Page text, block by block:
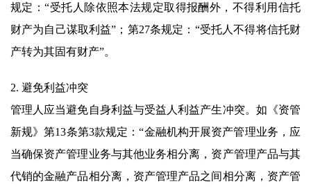
规定：“受托人除依照本法规定取得报酬外，不得利用信托
财产为自己谋取利益”；第27条规定：“受托人不得将信托财
产转为其固有财产”。
2. 避免利益冲突
管理人应当避免自身利益与受益人利益产生冲突。如《资管
新规》第13条第3款规定：“金融机构开展资产管理业务，应
当确保资产管理业务与其他业务相分离，资产管理产品与其
代销的金融产品相分离，资产管理产品之间相分离，资产管